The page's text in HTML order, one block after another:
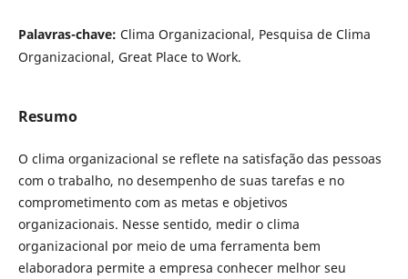
Palavras-chave: Clima Organizacional, Pesquisa de Clima
Organizacional, Great Place to Work.
Resumo
O clima organizacional se reflete na satisfação das pessoas
com o trabalho, no desempenho de suas tarefas e no
comprometimento com as metas e objetivos
organizacionais. Nesse sentido, medir o clima
organizacional por meio de uma ferramenta bem
elaboradora permite a empresa conhecer melhor seu